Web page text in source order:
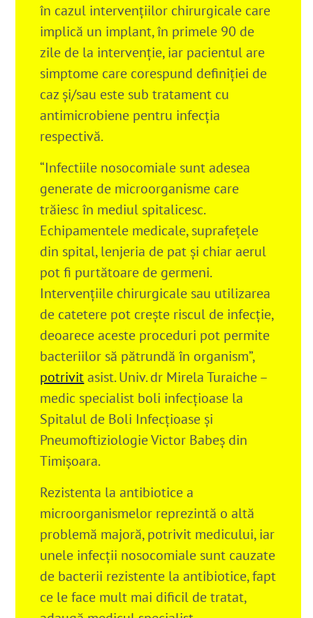
în cazul intervențiilor chirurgicale care
implică un implant, în primele 90 de
zile de la intervenție, iar pacientul are
simptome care corespund definiției de
caz și/sau este sub tratament cu
antimicrobiene pentru infecția
respectivă.
“Infectiile nosocomiale sunt adesea
generate de microorganisme care
trăiesc în mediul spitalicesc.
Echipamentele medicale, suprafețele
din spital, lenjeria de pat și chiar aerul
pot fi purtătoare de germeni.
Intervențiile chirurgicale sau utilizarea
de catetere pot crește riscul de infecție,
deoarece aceste proceduri pot permite
bacteriilor să pătrundă în organism”,
potrivitasist. Univ. dr Mirela Turaiche –
medic specialist boli infecțioase la
Spitalul de Boli Infecțioase și
Pneumoftiziologie Victor Babeș din
Timișoara.
Rezistenta la antibiotice a
microorganismelor reprezintă o altă
problemă majoră, potrivit medicului, iar
unele infecții nosocomiale sunt cauzate
de bacterii rezistente la antibiotice, fapt
ce le face mult mai dificil de tratat,